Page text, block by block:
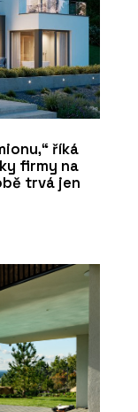
říká
firmy na
trvá jen